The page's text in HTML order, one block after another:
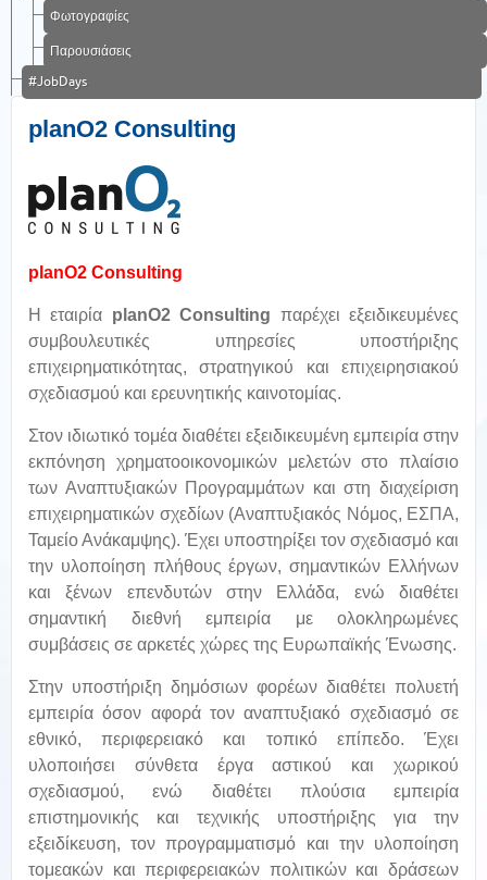
Φωτογραφίες
Παρουσιάσεις
#JobDays
planO2 Consulting
planO2 Consulting
Η εταιρία planO2 Consulting παρέχει εξειδικευμένες
συμβουλευτικές υπηρεσίες υποστήριξης
επιχειρηματικότητας, στρατηγικού και επιχειρησιακού
σχεδιασμού και ερευνητικής καινοτομίας.
Στον ιδιωτικό τομέα διαθέτει εξειδικευμένη εμπειρία στην
εκπόνηση χρηματοοικονομικών μελετών στο πλαίσιο
των Αναπτυξιακών Προγραμμάτων και στη διαχείριση
επιχειρηματικών σχεδίων (Αναπτυξιακός Νόμος, ΕΣΠΑ,
Ταμείο Ανάκαμψης). Έχει υποστηρίξει τον σχεδιασμό και
την υλοποίηση πλήθους έργων, σημαντικών Ελλήνων
και ξένων επενδυτών στην Ελλάδα, ενώ διαθέτει
σημαντική διεθνή εμπειρία με ολοκληρωμένες
συμβάσεις σε αρκετές χώρες της Ευρωπαϊκής Ένωσης.
Στην υποστήριξη δημόσιων φορέων διαθέτει πολυετή
εμπειρία όσον αφορά τον αναπτυξιακό σχεδιασμό σε
εθνικό, περιφερειακό και τοπικό επίπεδο. Έχει
υλοποιήσει σύνθετα έργα αστικού και χωρικού
σχεδιασμού, ενώ διαθέτει πλούσια εμπειρία
επιστημονικής και τεχνικής υποστήριξης για την
εξειδίκευση, τον προγραμματισμό και την υλοποίηση
τομεακών και περιφερειακών πολιτικών και δράσεων